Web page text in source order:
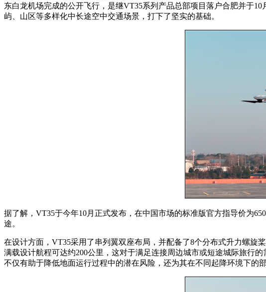
东白龙机场完成的公开飞行，是继VT35系列产品总部项目落户合肥并于
屿、山区等多样化中长途空中交通场景，打下了坚实的基础。
据了解，VT35于今年10月正式发布，在中国市场的标准版官方指导价为
途。
在设计方面，VT35采用了串列翼双座布局，并配备了8个分布式升力螺旋
满载设计航程可达约200公里，这对于满足连接周边城市或短途城际旅行
不仅有助于降低地面运行过程中的潜在风险，还为其在不同起降环境下的